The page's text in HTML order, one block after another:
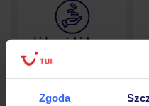
Zgoda
Lider niskich cen